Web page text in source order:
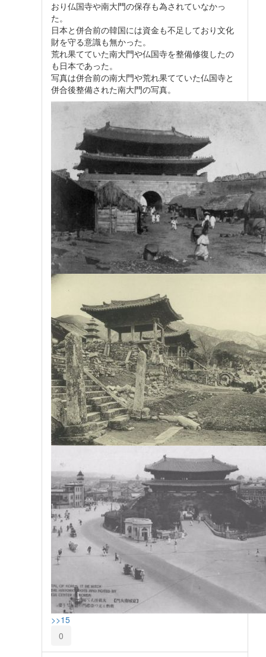
おり仏国寺や南大門の保存も為されていなかっ
た。
日本と併合前の韓国には資金も不足しており文化
財を守る意識も無かった。
荒れ果てていた南大門や仏国寺を整備修復したの
も日本であった。
写真は併合前の南大門や荒れ果てていた仏国寺と
併合後整備された南大門の写真。
>>15
0